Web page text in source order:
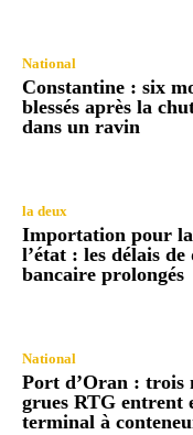
National
Constantine : six
blessés après la
dans un ravin
la deux
Importation pour
l’état : les délais
bancaire prolongés
National
Port d’Oran : trois
grues RTG entrent
terminal à